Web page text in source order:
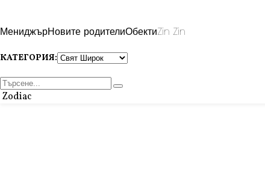
МениджърНовите родителиОбектиZin Zin
КАТЕГОРИЯ:
Zodiac